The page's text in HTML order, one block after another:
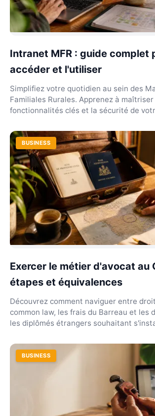
Intranet MFR : guide complet
accéder et l'utiliser
Simplifiez votre quotidien au sein des
Familiales Rurales. Apprenez à maîtriser
fonctionnalités clés et la sécurité de
BUSINESS
Exercer le métier d'avocat au
étapes et équivalences
Découvrez comment naviguer entre
common law, les frais du Barreau et les
les diplômés étrangers souhaitant
BUSINESS